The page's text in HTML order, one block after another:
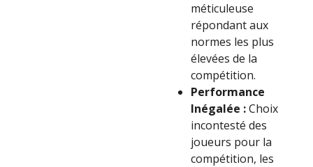
méticuleuse
répondant aux
normes les plus
élevées de la
compétition.
Performance
Inégalée :Choix
incontesté des
joueurs pour la
compétition, les